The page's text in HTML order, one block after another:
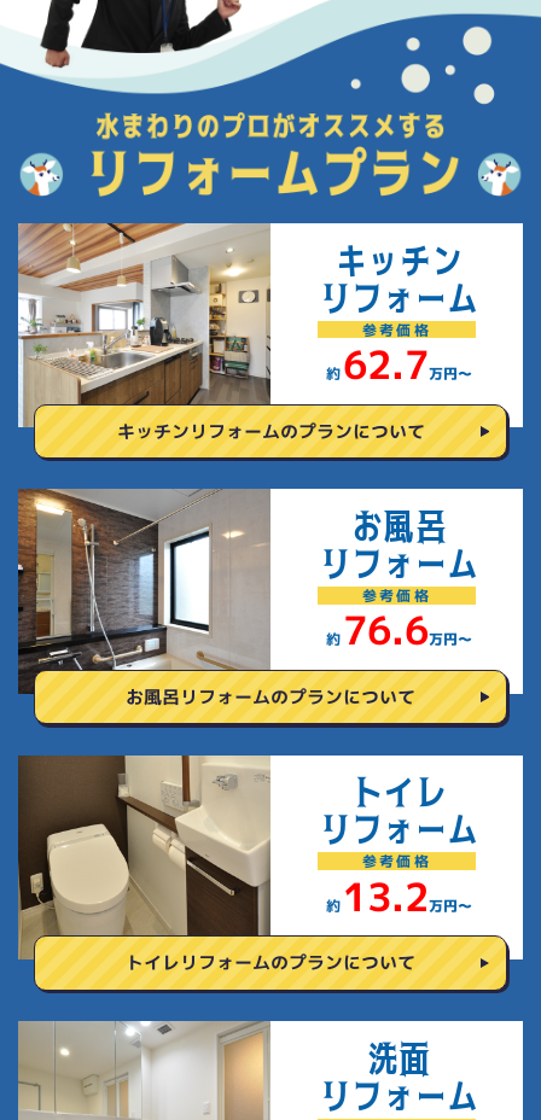
キッチン
リフォーム
参考価格
約 62.7万円〜
キッチンリフォームのプランについて
お風呂
リフォーム
参考価格
約 76.6万円〜
お風呂リフォームのプランについて
トイレ
リフォーム
参考価格
約 13.2万円〜
トイレリフォームのプランについて
洗面
リフォーム